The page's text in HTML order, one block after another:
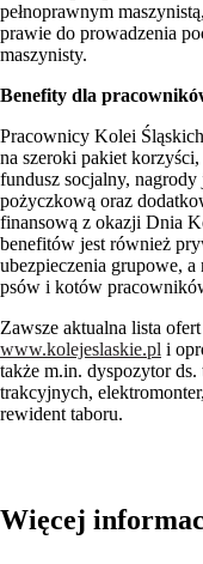
pełnoprawnym
prawie do prowadzenia
maszynisty.
Benefity dla pracownikó
Pracownicy Kolei
na szeroki pakiet
fundusz socjalny,
pożyczkową oraz
finansową z okazji Dnia
benefitów jest również
ubezpieczenia grupowe,
psów i kotów
Zawsze aktualna lista
www.kolejeslaskie.pl i
także m.in. dyspozytor ds.
trakcyjnych,
rewident taboru.
Więcej